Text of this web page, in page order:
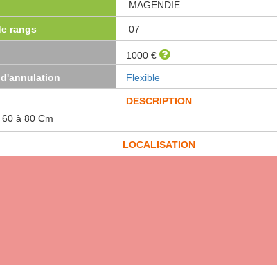
MAGENDIE
rangs 07
1000 €
Flexible
DESCRIPTION
à 80 Cm
LOCALISATION